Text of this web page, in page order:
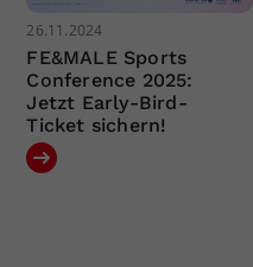
26.11.2024
FE&MALE Sports
Conference 2025:
Jetzt Early-Bird-
Ticket sichern!